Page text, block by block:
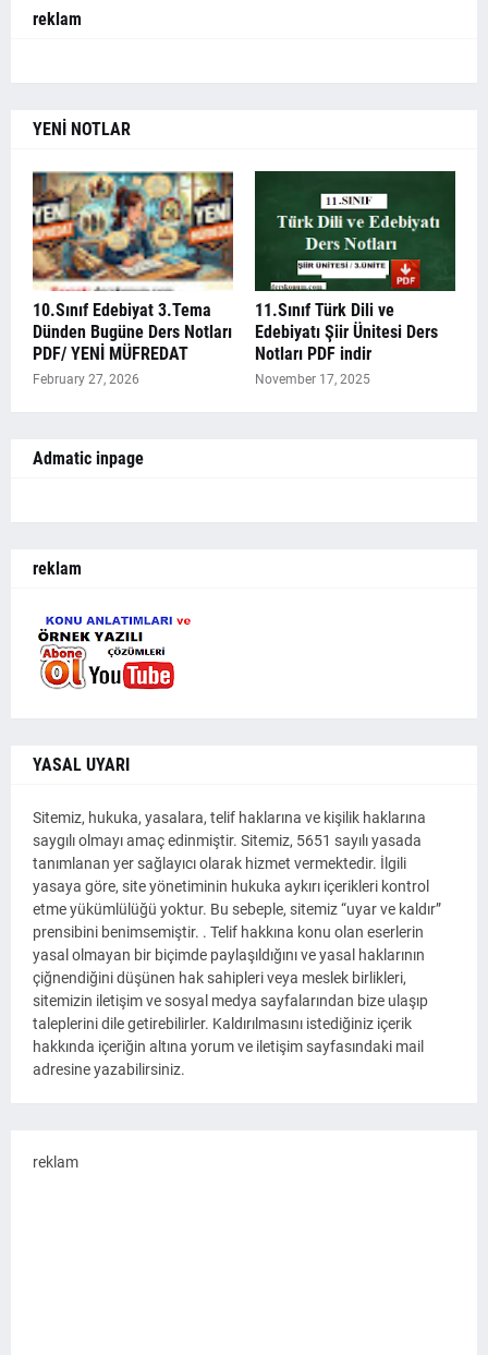
reklam
YENİ NOTLAR
10.Sınıf Edebiyat 3.Tema
Dünden Bugüne Ders Notları
PDF/ YENİ MÜFREDAT
February 27, 2026
11.Sınıf Türk Dili ve
Edebiyatı Şiir Ünitesi Ders
Notları PDF indir
November 17, 2025
Admatic inpage
reklam
YASAL UYARI
Sitemiz, hukuka, yasalara, telif haklarına ve kişilik haklarına
saygılı olmayı amaç edinmiştir. Sitemiz, 5651 sayılı yasada
tanımlanan yer sağlayıcı olarak hizmet vermektedir. İlgili
yasaya göre, site yönetiminin hukuka aykırı içerikleri kontrol
etme yükümlülüğü yoktur. Bu sebeple, sitemiz “uyar ve kaldır”
prensibini benimsemiştir. . Telif hakkına konu olan eserlerin
yasal olmayan bir biçimde paylaşıldığını ve yasal haklarının
çiğnendiğini düşünen hak sahipleri veya meslek birlikleri,
sitemizin iletişim ve sosyal medya sayfalarından bize ulaşıp
taleplerini dile getirebilirler. Kaldırılmasını istediğiniz içerik
hakkında içeriğin altına yorum ve iletişim sayfasındaki mail
adresine yazabilirsiniz.
reklam